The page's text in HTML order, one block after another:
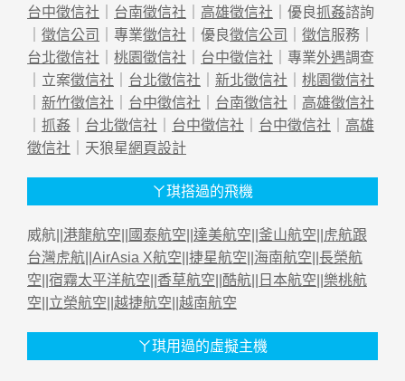
台中徵信社 ｜ 台南徵信社 ｜ 高雄徵信社 ｜優良抓姦諮詢
｜ 徵信公司 ｜專業徵信社 ｜優良徵信公司 ｜ 徵信服務｜
台北徵信社 ｜ 桃園徵信社 ｜ 台中徵信社 ｜專業外遇調查
｜立案徵信社 ｜ 台北徵信社 ｜ 新北徵信社 ｜ 桃園徵信社
｜ 新竹徵信社 ｜ 台中徵信社 ｜ 台南徵信社 ｜ 高雄徵信社
｜ 抓姦 ｜ 台北徵信社 ｜ 台中徵信社 ｜ 台中徵信社 ｜ 高雄
徵信社 ｜天狼星網頁設計
ㄚ琪搭過的飛機
威航|| 港龍航空 國泰航空 達美航空 釜山航空
虎航跟
台灣虎航 AirAsia X航空 捷星航空 海南航空 長榮航
空 宿霧太平洋航空 香草航空 酷航 日本航空 樂桃航
空 立榮航空 越捷航空 越南航空
ㄚ琪用過的虛擬主機